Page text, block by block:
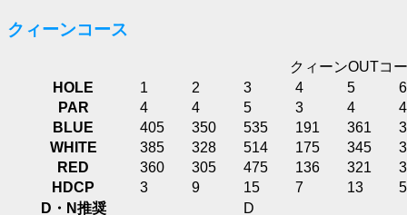
クィーンコース
クィーンOUTコ
HOLE
1 2 3 4 5
6
PAR
4 4 5 3 4
4
BLUE
405 350 535 191 361
WHITE
385 328 514 175 345
RED
360 305 475 136 321
HDCP
3 9 15 7 13
5
D・N推奨
D